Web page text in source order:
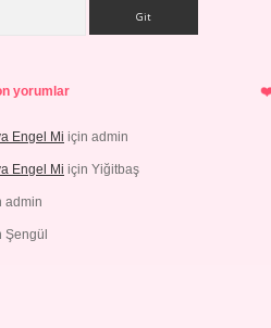
yorumlar
Engel Mi için admin
Engel Mi için Yiğitbaş
admin
Şengül